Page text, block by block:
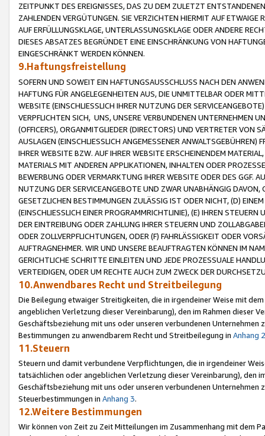
ZEITPUNKT DES EREIGNISSES, DAS ZU DEM ZULETZT
ZAHLENDEN VERGÜTUNGEN. SIE VERZICHTEN HIERMIT AUF
AUF ERFÜLLUNGSKLAGE, UNTERLASSUNGSKLAGE ODER ANDERE
DIESES ABSATZES BEGRÜNDET EINE EINSCHRÄNKUNG VON
EINGESCHRÄNKT WERDEN KÖNNEN.
9.Haftungsfreistellung
SOFERN UND SOWEIT EIN HAFTUNGSAUSSCHLUSS NACH DEN
HAFTUNG FÜR ANGELEGENHEITEN AUS, DIE UNMITTELBAR ODER
WEBSITE (EINSCHLIESSLICH IHRER NUTZUNG DER
VERPFLICHTEN SICH, UNS, UNSERE VERBUNDENEN UNTERNEHMEN
(OFFICERS), ORGANMITGLIEDER (DIRECTORS) UND VERTRETER VON
AUSLAGEN (EINSCHLIESSLICH ANGEMESSENER
IHRER WEBSITE BZW. AUF IHRER WEBSITE ERSCHEINENDEM
MATERIALS MIT ANDEREN APPLIKATIONEN, INHALTEN ODER
BEWERBUNG ODER VERMARKTUNG IHRER WEBSITE ODER DES GGF.
NUTZUNG DER SERVICEANGEBOTE UND ZWAR UNABHÄNGIG
GESETZLICHEN BESTIMMUNGEN ZULÄSSIG IST ODER NICHT, (D)
(EINSCHLIESSLICH EINER PROGRAMMRICHTLINIE), (E) IHREN
DER EINTREIBUNG ODER ZAHLUNG IHRER STEUERN UND
ODER ZOLLVERPFLICHTUNGEN, ODER (F) FAHRLÄSSIGKEIT ODER
AUFTRAGNEHMER. WIR UND UNSERE BEAUFTRAGTEN KÖNNEN IM
GERICHTLICHE SCHRITTE EINLEITEN UND JEDE PROZESSUALE
VERTEIDIGEN, ODER UM RECHTE AUCH ZUM ZWECK DER
10.Anwendbares Recht und Streitbeilegung
Die Beilegung etwaiger Streitigkeiten, die in irgendeiner Weise mit
angeblichen Verletzung dieser Vereinbarung), den im Rahmen dieser
Geschäftsbeziehung mit uns oder unseren verbundenen
Bestimmungen zu anwendbarem Recht und Streitbeilegung in Anhang 2
11.Steuern
Steuern und damit verbundene Verpflichtungen, die in irgendeiner
tatsächlichen oder angeblichen Verletzung dieser Vereinbarung), den
Geschäftsbeziehung mit uns oder unseren verbundenen
Steuerbestimmungen in Anhang 3.
12.Weitere Bestimmungen
Wir können von Zeit zu Zeit Mitteilungen im Zusammenhang mit dem